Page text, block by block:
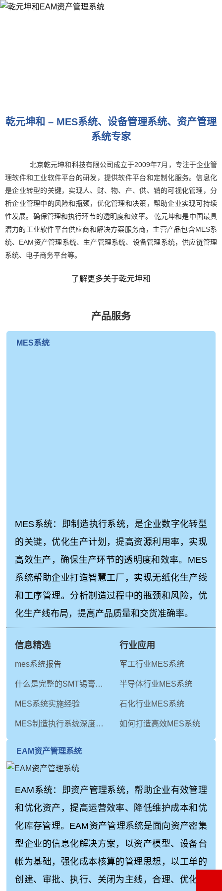
乾元坤和 – MES系统、设备管理系统、资产管理
系统专家
北京乾元坤和科技有限公司成立于2009年7月，专注于企业管
理软件和工业软件平台的研发，提供软件平台和定制化服务。信息化
是企业转型的关键，实现人、财、物、产、供、销的可视化管理，分
析企业管理中的风险和瓶颈，优化管理和决策，帮助企业实现可持续
性发展。确保管理和执行环节的透明度和效率。 乾元坤和是中国最具
潜力的工业软件平台供应商和解决方案服务商，主营产品包含MES系
统、EAM资产管理系统、生产管理系统、设备管理系统，供应链管理
系统、电子商务平台等。
了解更多关于乾元坤和
产品服务
MES系统
MES系统：即制造执行系统，是企业数字化转型
的关键，优化生产计划，提高资源利用率，实现
高效生产，确保生产环节的透明度和效率。MES
系统帮助企业打造智慧工厂，实现无纸化生产线
和工序管理。分析制造过程中的瓶颈和风险，优
化生产线布局，提高产品质量和交货准确率。
信息精选
mes系统报告
什么是完整的SMT锡膏印刷工艺
MES系统实施经验
MES制造执行系统深度解析：从技术内核到未来演进
行业应用
军工行业MES系统
半导体行业MES系统
石化行业MES系统
如何打造高效MES系统
EAM资产管理系统
EAM系统：即资产管理系统，帮助企业有效管理
和优化资产，提高运营效率、降低维护成本和优
化库存管理。EAM资产管理系统是面向资产密集
型企业的信息化解决方案，以资产模型、设备台
帐为基础，强化成本核算的管理思想，以工单的
创建、审批、执行、关闭为主线，合理、优化地